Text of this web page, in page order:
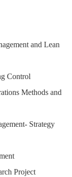
and Lean
Control
Methods and
Strategy
Project